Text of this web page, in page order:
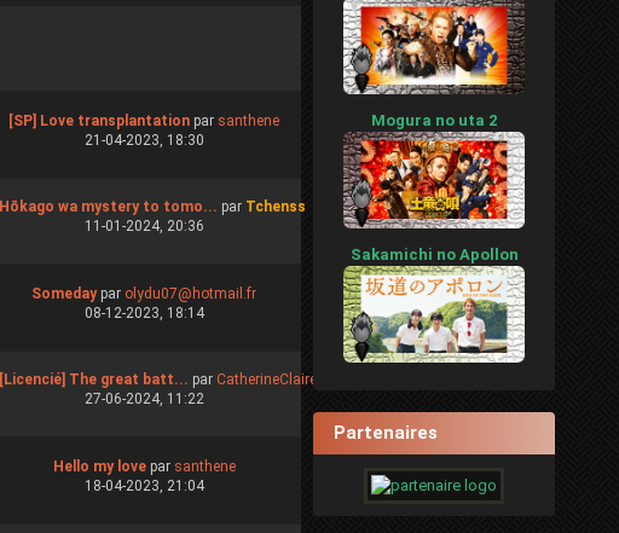
[SP] Love transplantation par santhene
21-04-2023, 18:30
Hōkago wa mystery to tomo... par Tchenss
11-01-2024, 20:36
Somedaypar olydu07@hotmail.fr
08-12-2023, 18:14
[Licencié] The great batt... par CatherineClaire
27-06-2024, 11:22
Hello my lovepar santhene
18-04-2023, 21:04
Mogura no uta 2
Sakamichi no Apollon
Partenaires